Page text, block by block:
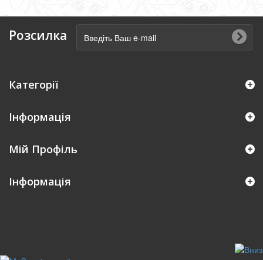
Розсилка
Категорії
Інформація
Мій Профіль
Iнформація